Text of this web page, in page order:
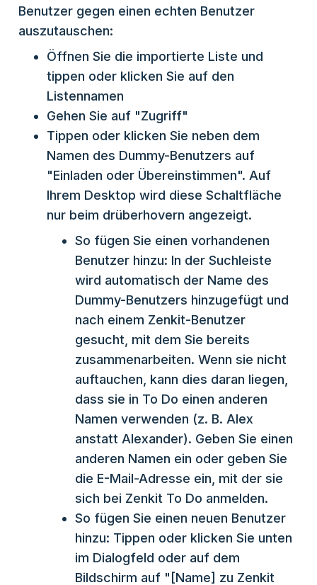
Benutzer gegen einen echten Benutzer
auszutauschen:
Öffnen Sie die importierte Liste und
tippen oder klicken Sie auf den
Listennamen
Gehen Sie auf "Zugriff"
Tippen oder klicken Sie neben dem
Namen des Dummy-Benutzers auf
"Einladen oder Übereinstimmen". Auf
Ihrem Desktop wird diese Schaltfläche
nur beim drüberhovern angezeigt.
So fügen Sie einen vorhandenen
Benutzer hinzu: In der Suchleiste
wird automatisch der Name des
Dummy-Benutzers hinzugefügt und
nach einem Zenkit-Benutzer
gesucht, mit dem Sie bereits
zusammenarbeiten. Wenn sie nicht
auftauchen, kann dies daran liegen,
dass sie in To Do einen anderen
Namen verwenden (z. B. Alex
anstatt Alexander). Geben Sie einen
anderen Namen ein oder geben Sie
die E-Mail-Adresse ein, mit der sie
sich bei Zenkit To Do anmelden.
So fügen Sie einen neuen Benutzer
hinzu: Tippen oder klicken Sie unten
im Dialogfeld oder auf dem
Bildschirm auf "[Name] zu Zenkit